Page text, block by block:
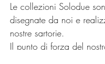
Le collezioni Solodue
disegnate da noi e
nostre sartorie.
Il punto di forza del